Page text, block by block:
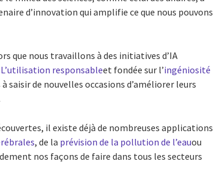
d’innovation qui amplifie ce que nous pouvons
que nous travaillons à des initiatives d’IA
L’utilisation responsableet fondée sur l’ingéniosité
saisir de nouvelles occasions d’améliorer leurs
il existe déjà de nombreuses applications
, de la prévision de la pollution de l’eauou
nos façons de faire dans tous les secteurs